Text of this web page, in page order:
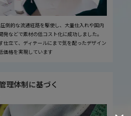
倒的な流通経路を駆使し、大量仕入れや国内
などで素材の低コスト化に成功しました。
仕立て、ディテールにまで気を配ったデザイン
価格を実現しています
理体制に基づく